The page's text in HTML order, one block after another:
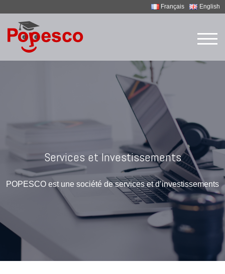
Français English
Services et Investissements
POPESCO est une société de services et d’investissements